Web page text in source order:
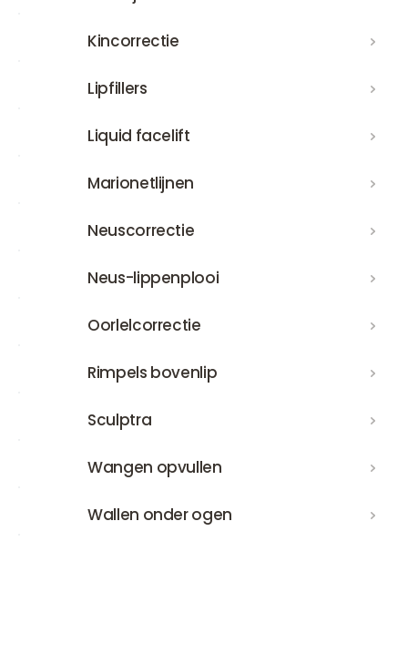
KincorrectieKincorrectie
Lipfillers
Liquid faceliftLiquid facelift
MarionetlijnenMarionetlijnen
NeuscorrectieNeuscorrectie
Neus-lippenplooiNeus-lippenplooi
OorlelcorrectieOorlelcorrectie
Rimpels bovenlipRimpels bovenlip
Sculptra
Wangen opvullenWangen opvullen
Wallen onder ogen
Wallen onder ogen